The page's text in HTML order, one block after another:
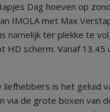
Dag hoeven op
IMOLA met Max
namelijk ter plekke te
HD scherm. Vanaf 13.45
liefhebbers is het geluid
via de grote boxen van